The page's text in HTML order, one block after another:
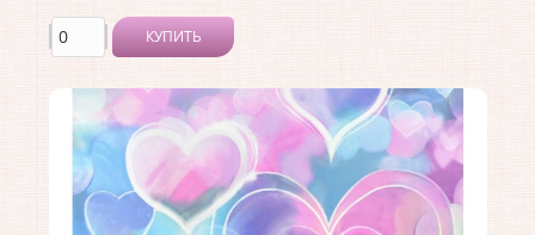
КУПИТЬ
Производитель:Holden Decor
Коллекция:Adventure Awaits
Длина рулона:10.05 .
Ширина рулона:0.53 .
Материал покрытия:
Виниловое
Страна:Великобритания
Материал основы:Флизелин